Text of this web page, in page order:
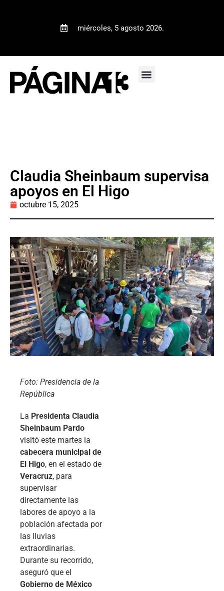
miércoles, 5 agosto 2026.
Claudia Sheinbaum supervisa
apoyos en El Higo
octubre 15, 2025
Foto: Presidencia de la
República
La Presidenta Claudia
Sheinbaum Pardo
visitó este martes la
cabecera municipal de
El Higo, en el estado de
Veracruz, para
supervisar
directamente las
labores de apoyo a la
población afectada por
las lluvias
extraordinarias.
Durante su recorrido,
aseguró que el
Gobierno de México